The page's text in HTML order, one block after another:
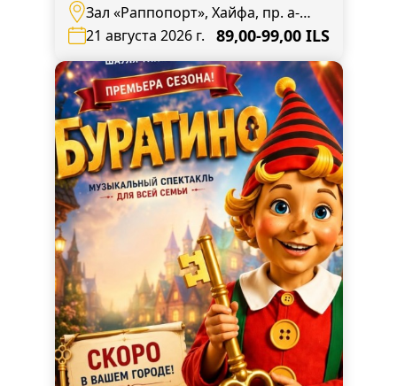
Зал «Раппопорт», Хайфа, пр. а-
Наси,138
21 августа 2026 г. 89,00-99,00 ILS